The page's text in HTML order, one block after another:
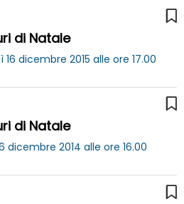
di Natale
dicembre 2015 alle ore 17.00
di Natale
2014 alle ore 16.00